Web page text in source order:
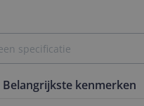
Belangrijkste kenmerken